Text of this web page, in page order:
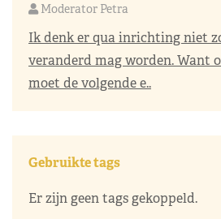
Moderator Petra
Ik denk er qua inrichting niet
veranderd mag worden. Want
moet de volgende e..
Gebruikte tags
Er zijn geen tags gekoppeld.